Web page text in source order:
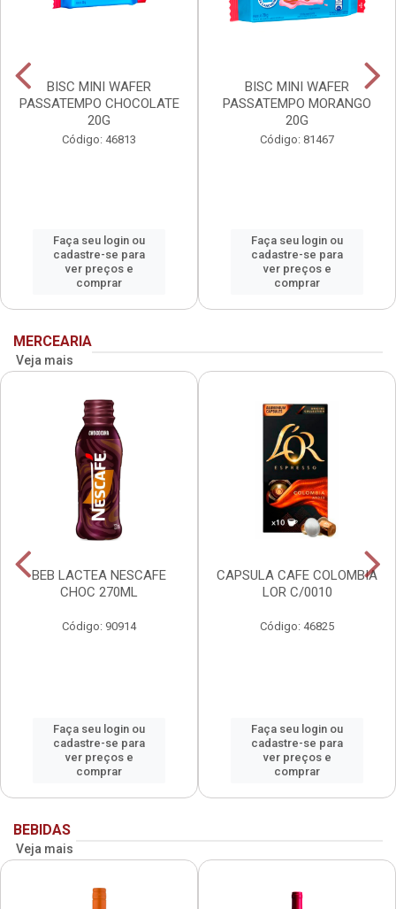
BISC MINI WAFER
PASSATEMPO CHOCOLATE
20G
Código: 46813
Faça seu login ou
cadastre-se para
ver preços e
comprar
BISC MINI WAFER
PASSATEMPO MORANGO
20G
Código: 81467
Faça seu login ou
cadastre-se para
ver preços e
comprar
MERCEARIA
Veja mais
BEB LACTEA NESCAFE
CHOC 270ML
Código: 90914
Faça seu login ou
cadastre-se para
ver preços e
comprar
CAPSULA CAFE COLOMBIA
LOR C/0010
Código: 46825
Faça seu login ou
cadastre-se para
ver preços e
comprar
BEBIDAS
Veja mais